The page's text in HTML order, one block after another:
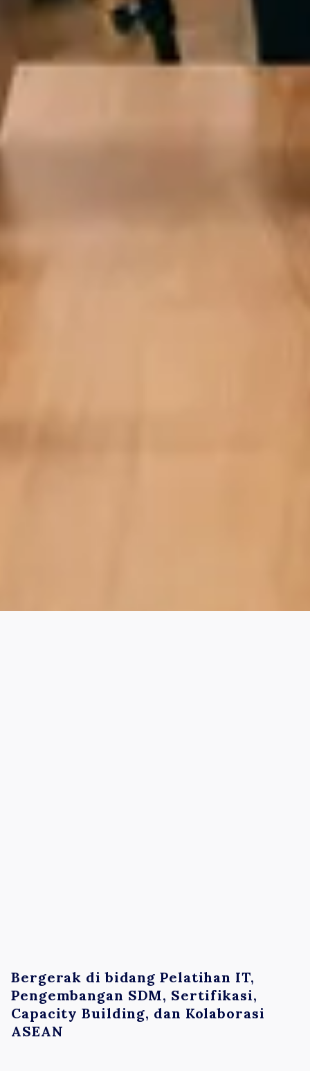
Bergerak di bidang Pelatihan IT,
Pengembangan SDM, Sertifikasi,
Capacity Building, dan Kolaborasi
ASEAN